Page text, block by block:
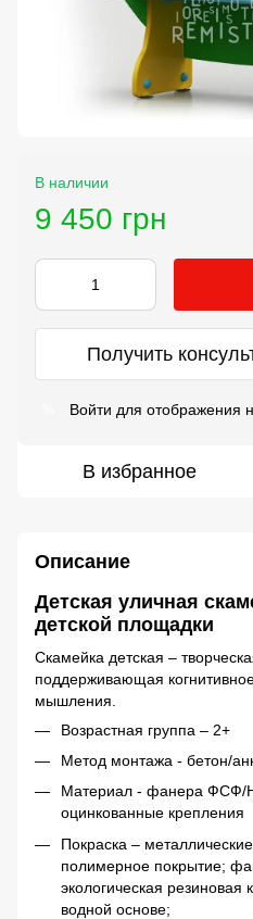
В наличии
9 450 грн
Получить
Войти для отображения
В избранное
Описание
Детская уличная
детской площадки
Скамейка детская –
поддерживающая
мышления.
Возрастная группа – 2+
Метод монтажа - бетон/
Материал - фанера ФСФ/
оцинкованные крепления
Покраска –
полимерное покрытие;
экологическая резиновая
водной основе;